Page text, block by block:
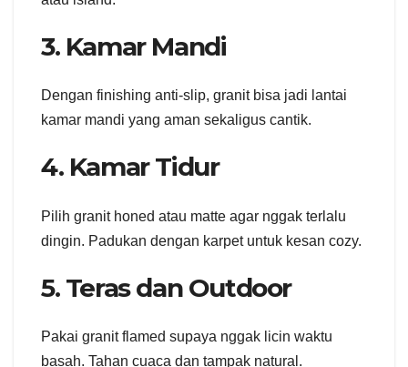
3. Kamar Mandi
Dengan finishing anti-slip, granit bisa jadi lantai
kamar mandi yang aman sekaligus cantik.
4. Kamar Tidur
Pilih granit honed atau matte agar nggak terlalu
dingin. Padukan dengan karpet untuk kesan cozy.
5. Teras dan Outdoor
Pakai granit flamed supaya nggak licin waktu
basah. Tahan cuaca dan tampak natural.